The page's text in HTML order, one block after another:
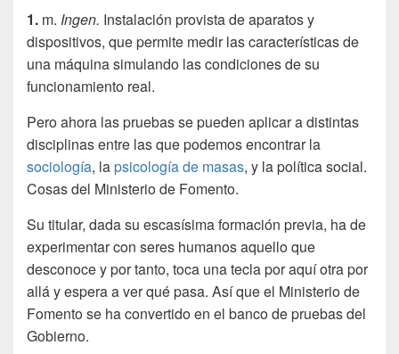
1. m. Ingen. Instalación provista de aparatos y
dispositivos, que permite medir las características de
una máquina simulando las condiciones de su
funcionamiento real.
Pero ahora las pruebas se pueden aplicar a distintas
disciplinas entre las que podemos encontrar la
sociología, lapsicología de masas, y la política social.
Cosas del Ministerio de Fomento.
Su titular, dada su escasísima formación previa, ha de
experimentar con seres humanos aquello que
desconoce y por tanto, toca una tecla por aquí otra por
allá y espera a ver qué pasa. Así que el Ministerio de
Fomento se ha convertido en el banco de pruebas del
Gobierno.